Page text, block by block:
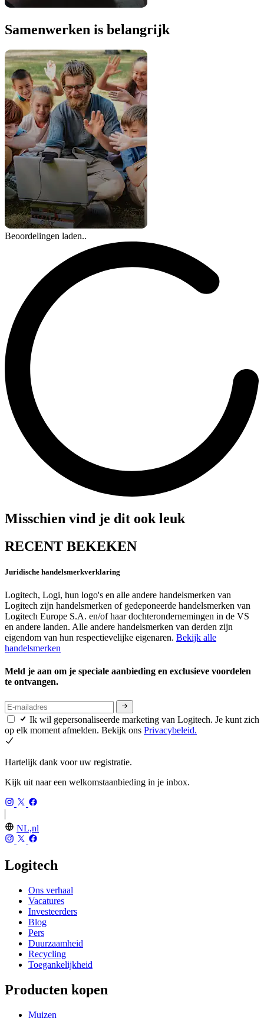
Samenwerken is belangrijk
Beoordelingen laden..
Misschien vind je dit ook leuk
RECENT BEKEKEN
Juridische handelsmerkverklaring
Logitech, Logi, hun logo's en alle andere handelsmerken van
Logitech zijn handelsmerken of gedeponeerde handelsmerken van
Logitech Europe S.A. en/of haar dochterondernemingen in de VS
en andere landen. Alle andere handelsmerken van derden zijn
eigendom van hun respectievelijke eigenaren. Bekijk alle
handelsmerken
Meld je aan om je speciale aanbieding en exclusieve voordelen
te ontvangen.
Ik wil gepersonaliseerde marketing van Logitech. Je kunt zich
op elk moment afmelden. Bekijk ons Privacybeleid.
Hartelijk dank voor uw registratie.
Kijk uit naar een welkomstaanbieding in je inbox.
NL,nl
Logitech
Ons verhaal
Vacatures
Investeerders
Blog
Pers
Duurzaamheid
Recycling
Toegankelijkheid
Producten kopen
Muizen